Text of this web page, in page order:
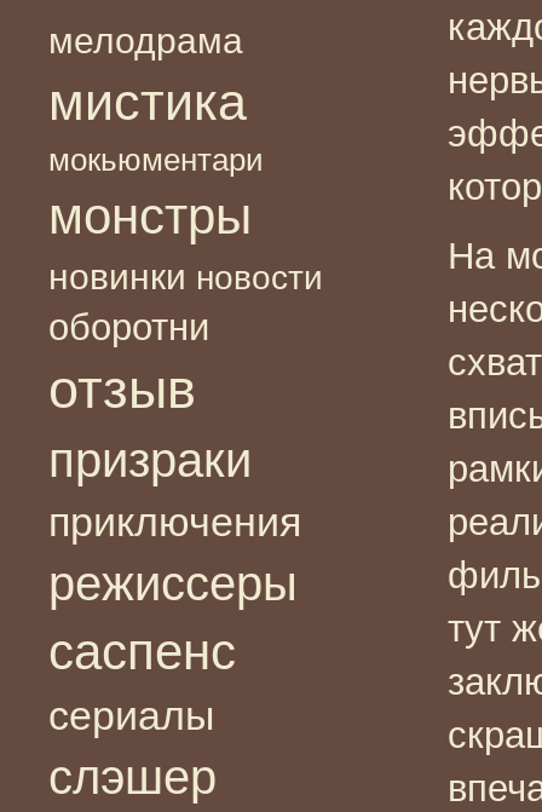
мелодрама
мистика
мокьюментари
монстры
новинки новости
оборотни
отзыв
призраки
приключения
режиссеры
саспенс
сериалы
слэшер
На
тут